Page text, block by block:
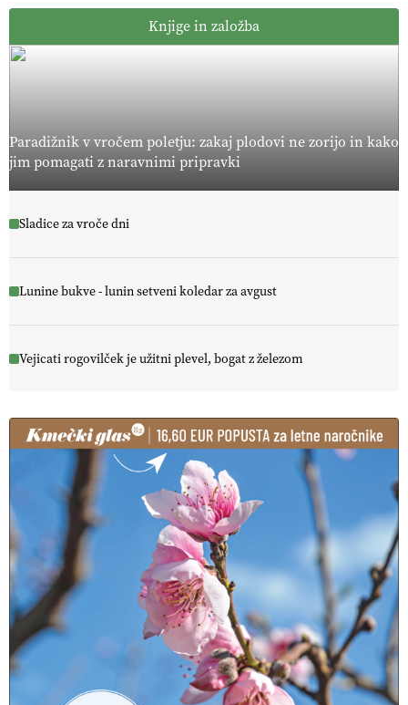
Knjige in založba
Paradižnik v vročem poletju: zakaj plodovi ne zorijo in kako
jim pomagati z naravnimi pripravki
Sladice za vroče dni
Lunine bukve - lunin setveni koledar za avgust
Vejicati rogovilček je užitni plevel, bogat z železom